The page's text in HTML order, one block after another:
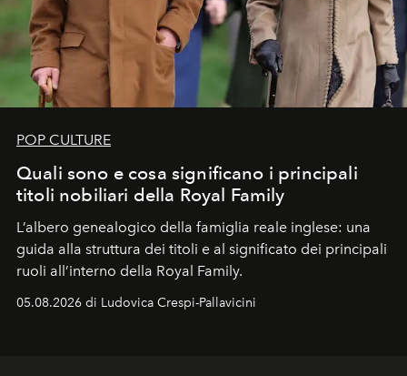
POP CULTURE
Quali sono e cosa significano i principali
titoli nobiliari della Royal Family
L’albero genealogico della famiglia reale inglese: una
guida alla struttura dei titoli e al significato dei principali
ruoli all’interno della Royal Family.
05.08.2026 di Ludovica Crespi-Pallavicini